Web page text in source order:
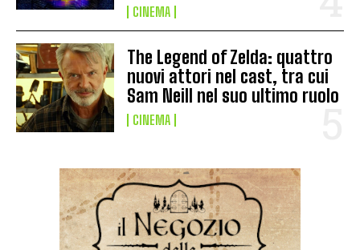
CINEMA
The Legend of Zelda: quattro
nuovi attori nel cast, tra cui
Sam Neill nel suo ultimo ruolo
CINEMA